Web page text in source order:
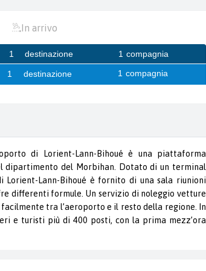
In arrivo
di Lorient-Lann-Bihoué è una piattaforma
del Morbihan. Dotato di un terminal
Lorient-Lann-Bihoué è fornito di una sala riunioni
differenti formule. Un servizio di noleggio vetture
tra l’aeroporto e il resto della regione. In
e turisti più di 400 posti, con la prima mezz’ora